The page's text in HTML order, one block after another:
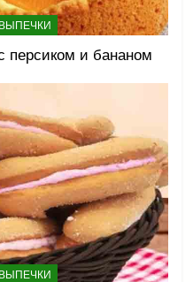
персиком и бананом